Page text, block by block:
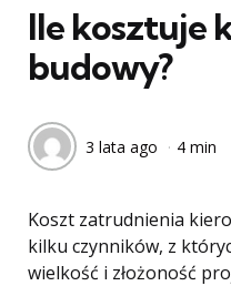
Ile kosztuje
budowy?
3 lata ago 4 min
Koszt zatrudnienia
kilku czynników, z
wielkość i złożoność